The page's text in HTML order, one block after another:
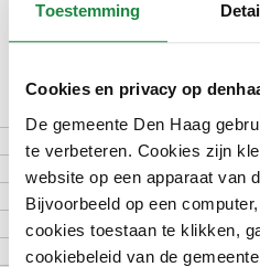
Toestemming
Cookies en privacy op
De gemeente Den Haag
te verbeteren. Cookies zijn
website op een apparaat van
Bijvoorbeeld op een
cookies toestaan te klikken,
cookiebeleid van de
erfpachtrechten? Dan
factuur. Bijvoorbeeld 1
en 1 voor uw garage.
Automatisch
Betalen via online
Betalen in
Afkoop
Nieuwe eigenaar